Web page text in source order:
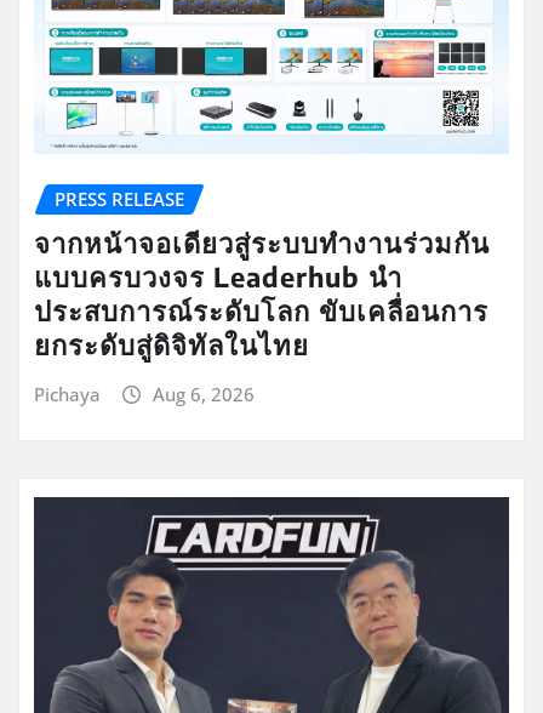
PRESS RELEASE
จากหน้าจอเดียวสู่ระบบทำงานร่วมกัน
แบบครบวงจร Leaderhub นำ
ประสบการณ์ระดับโลก ขับเคลื่อนการ
ยกระดับสู่ดิจิทัลในไทย
Pichaya Aug 6, 2026